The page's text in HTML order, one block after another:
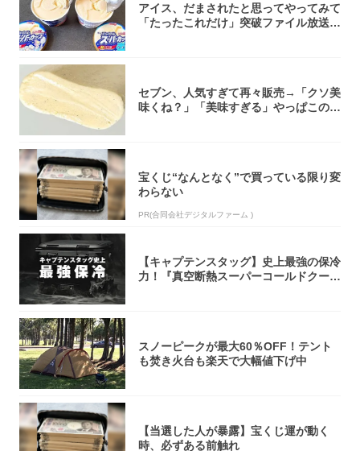
アイス、だまされたと思ってやってみて
「たったこれだけ」突破ファイル放送で
セブン、人気すぎて再々販売→「クソ美
味くね？」「美味すぎる」やっぱこのク
宝くじ“なんとなく”で買っている限り変
わらない
PR(合同会社デジタルファーム )
【キャプテンスタッグ】史上最強の保冷
力！『真空断熱スーパーコールドクーラ
スノーピークが最大60％OFF！テント
も焚き火台も楽天で大幅値下げ中
【当選した人が暴露】宝くじ運が動く
時、必ずある前触れ